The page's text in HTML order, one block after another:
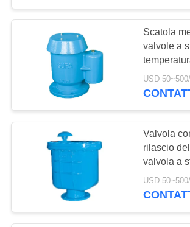
VISITA
FABBRICA
CONTROLLO
DELLA
QUALITÀ
CONTATTACI
NOTIZIE
Fisher Gas
Regulator
Moltiplicatore di
pressione
differenziale
Scatola
valvole a
il rilascio
Valvola
rilascio
valvola a
DN300